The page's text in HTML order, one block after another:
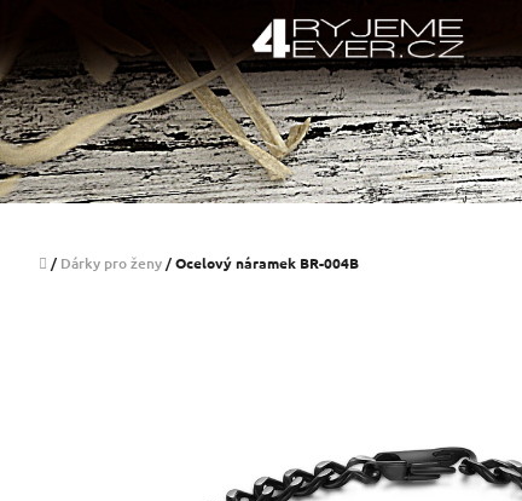
obsah
Domů
/ Dárky pro ženy/Ocelový náramek BR-004B